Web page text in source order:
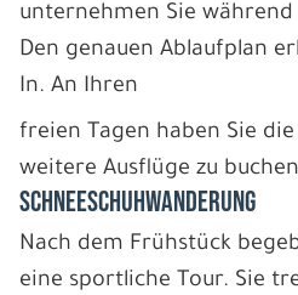
unternehmen Sie
Den genauen Ablaufplan
In. An Ihren
freien Tagen haben Sie
weitere Ausflüge zu
SCHNEESCHUHWANDERUNG
Nach dem Frühstück
eine sportliche Tour. Sie